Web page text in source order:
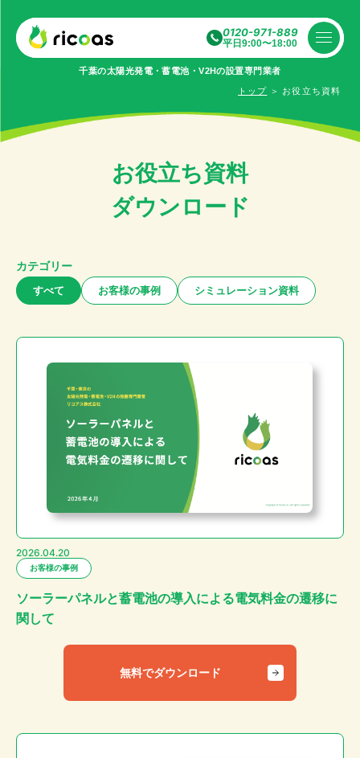
0120-971-889
平日9:00〜18:00
千葉の太陽光発電・蓄電池・V2Hの設置専⾨業者
トップ ＞ お役立ち資料
お役立ち資料
ダウンロード
カテゴリー
すべて お客様の事例 シミュレーション資料
2026.04.20
お客様の事例
ソーラーパネルと蓄電池の導入による電気料金の遷移に
関して
無料でダウンロード